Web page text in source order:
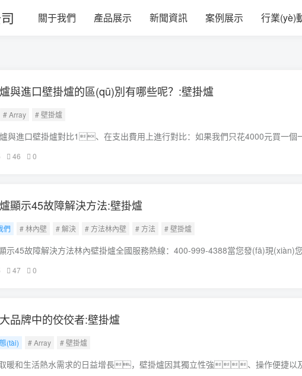
夜福网站_永久免费中文字幕_中文字幕
關于我們 產品展示 新聞資訊 案例展示 行業(yè)
與進口壁掛爐的區(qū)別有哪些呢？:壁掛爐
# Array # 壁掛爐
與進口壁掛爐對比1、在支出費用上進行對比：如果我們只花4000元買一個
們就要話費12000元。而
46 0
顯示45故障解決方法:壁掛爐
們 # 林內壁 # 解決 # 方法林內壁 # 方法 # 壁掛爐
示45故障解決方法林內壁掛爐全國服務熱線：400-999-4388當您發(fā)現(xiàn)
將介紹一些可能的解決辦法
47 0
品牌中的佼佼者:壁掛爐
(tài) # Array # 壁掛爐
暖和生活熱水需求的日益增長，壁掛爐因其獨立性強、操作便捷以及